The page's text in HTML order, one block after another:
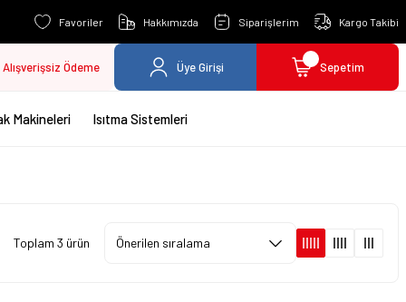
Favoriler Hakkımızda Siparişlerim Kargo Takibi
Alışverişsiz Ödeme Üye Girişi Sepetim
Makineleri Isıtma Sistemleri
Toplam 3 ürün